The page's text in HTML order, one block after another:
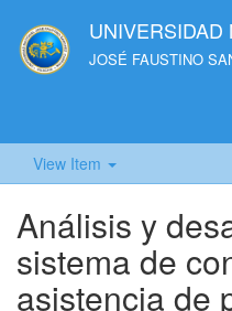
UNIVERSIDAD
JOSÉ FAUSTINO
View Item
Análisis y
sistema de
asistencia de